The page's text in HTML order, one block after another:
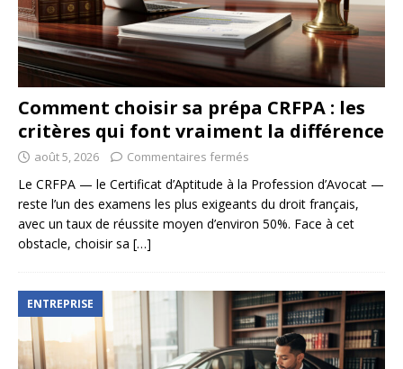
Comment choisir sa prépa CRFPA : les
critères qui font vraiment la différence
août 5, 2026 Commentaires fermés
Le CRFPA — le Certificat d’Aptitude à la Profession d’Avocat —
reste l’un des examens les plus exigeants du droit français,
avec un taux de réussite moyen d’environ 50%. Face à cet
obstacle, choisir sa […]
ENTREPRISE